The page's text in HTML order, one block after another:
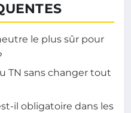
le plus sûr pour
TN sans changer tout
il obligatoire dans les